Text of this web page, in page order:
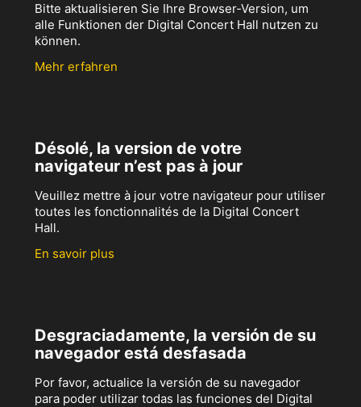
Bitte aktualisieren Sie Ihre Browser-Version, um
alle Funktionen der Digital Concert Hall nutzen zu
können.
Mehr erfahren
Désolé, la version de votre
navigateur n’est pas à jour
Veuillez mettre à jour votre navigateur pour utiliser
toutes les fonctionnalités de la Digital Concert
Hall.
En savoir plus
Desgraciadamente, la versión de su
navegador está desfasada
Por favor, actualice la versión de su navegador
para poder utilizar todas las funciones del Digital